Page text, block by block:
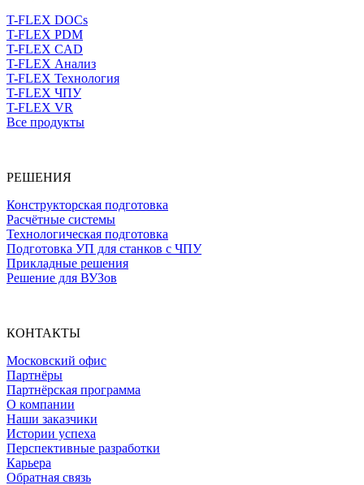
T-FLEX DOCs
T-FLEX PDM
T-FLEX CAD
T-FLEX Анализ
T-FLEX Технология
T-FLEX ЧПУ
T-FLEX VR
Все продукты
РЕШЕНИЯ
Конструкторская подготовка
Расчётные системы
Технологическая подготовка
Подготовка УП для станков с ЧПУ
Прикладные решения
Решение для ВУЗов
КОНТАКТЫ
Московский офис
Партнёры
Партнёрская программа
О компании
Наши заказчики
Истории успеха
Перспективные разработки
Карьера
Обратная связь